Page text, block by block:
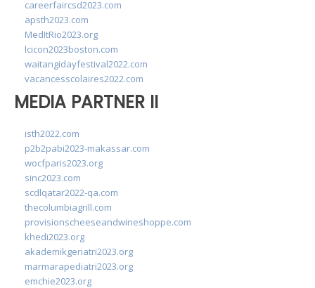
careerfaircsd2023.com
apsth2023.com
MedItRio2023.org
lcicon2023boston.com
waitangidayfestival2022.com
vacancesscolaires2022.com
MEDIA PARTNER II
isth2022.com
p2b2pabi2023-makassar.com
wocfparis2023.org
sinc2023.com
scdlqatar2022-qa.com
thecolumbiagrill.com
provisionscheeseandwineshoppe.com
khedi2023.org
akademikgeriatri2023.org
marmarapediatri2023.org
emchie2023.org